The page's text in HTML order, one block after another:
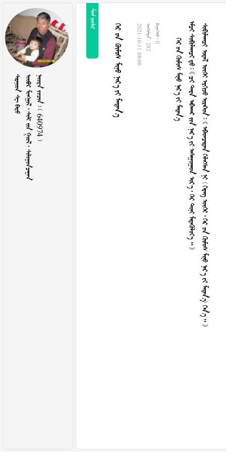
             640974 
 
       2021-10-11 08:00  282  0                                                